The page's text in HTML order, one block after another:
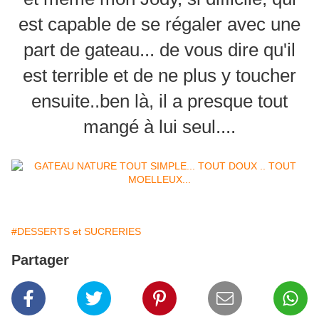
est capable de se régaler avec une
part de gateau... de vous dire qu'il
est terrible et de ne plus y toucher
ensuite..ben là, il a presque tout
mangé à lui seul....
#DESSERTS et SUCRERIES
Partager